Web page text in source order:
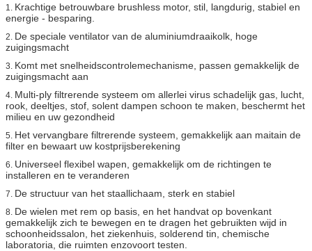
1. Krachtige betrouwbare brushless motor, stil, langdurig, stabiel en
energie - besparing.
2. De speciale ventilator van de aluminiumdraaikolk, hoge
zuigingsmacht
3. Komt met snelheidscontrolemechanisme, passen gemakkelijk de
zuigingsmacht aan
4. Multi-ply filtrerende systeem om allerlei virus schadelijk gas, lucht,
rook, deeltjes, stof, solent dampen schoon te maken, beschermt het
milieu en uw gezondheid
5. Het vervangbare filtrerende systeem, gemakkelijk aan maitain de
filter en bewaart uw kostprijsberekening
6. Universeel flexibel wapen, gemakkelijk om de richtingen te
installeren en te veranderen
7. De structuur van het staallichaam, sterk en stabiel
8. De wielen met rem op basis, en het handvat op bovenkant
gemakkelijk zich te bewegen en te dragen het gebruikten wijd in
schoonheidssalon, het ziekenhuis, solderend tin, chemische
laboratoria, die ruimten enzovoort testen.